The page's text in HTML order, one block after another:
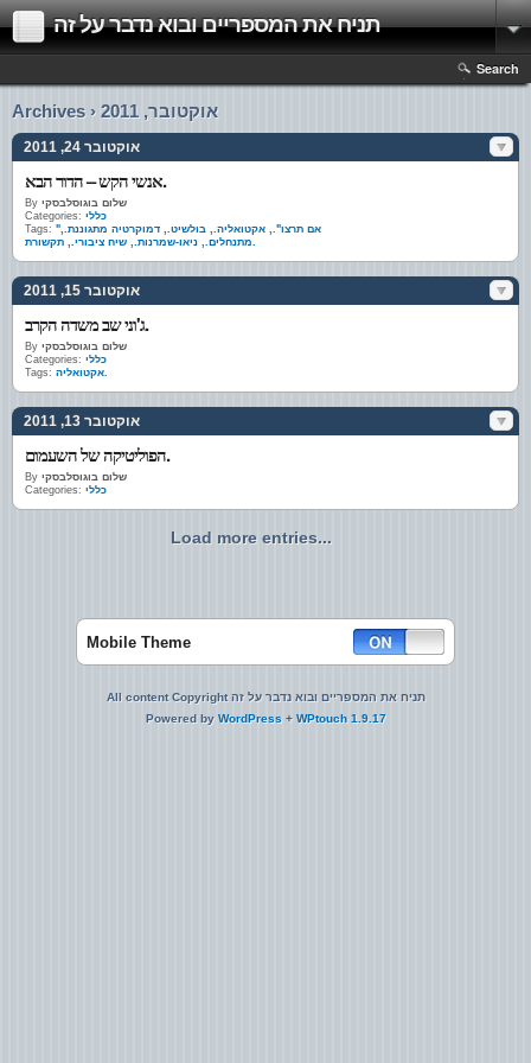
תניח את המספריים ובוא נדבר על זה
Search
Archives › אוקטובר, 2011
אוקטובר 24, 2011
אנשי הקש – הדור הבא.
By שלום בוגוסלבסקי
Categories: כללי
Tags:
"אם תרצו"., אקטואליה., בולשיט., דמוקרטיה מתגוננת.,
מתנחלים., ניאו-שמרנות., שיח ציבורי., תקשורת.
אוקטובר 15, 2011
ג'וני שב משדה הקרב.
By שלום בוגוסלבסקי
Categories: כללי
Tags:
אקטואליה.
אוקטובר 13, 2011
הפוליטיקה של השעמום.
By שלום בוגוסלבסקי
Categories: כללי
Load more entries...
Mobile Theme
All content Copyright תניח את המספריים ובוא נדבר על זה
Powered by WordPress + WPtouch 1.9.17